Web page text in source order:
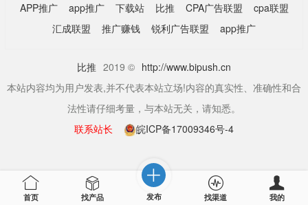
APP推广 app推广 下载站 比推 CPA广告联盟
cpa联盟
汇成联盟
推广赚钱 锐利广告联盟 app推广
比推 2019 © http://www.bipush.cn
本站内容均为用户发表,并不代表本站立场!内容的真实性、准确性和合
法性请仔细考量，与本站无关，请知悉。
联系站长
皖ICP备17009346号-4
首页 找产品 发布 找渠道 我的